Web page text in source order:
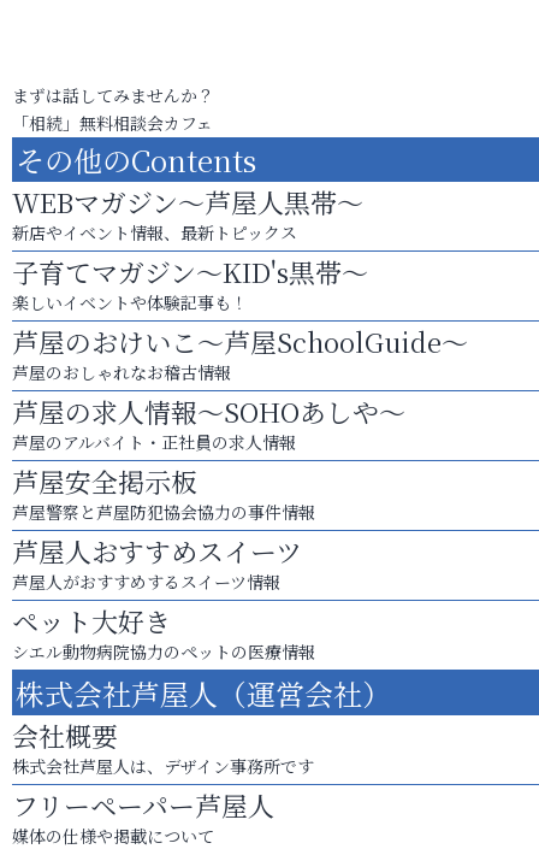
まずは話してみませんか？
「相続」無料相談会カフェ
その他のContents
WEBマガジン～芦屋人黒帯～
新店やイベント情報、最新トピックス
子育てマガジン～KID's黒帯～
楽しいイベントや体験記事も！
芦屋のおけいこ～芦屋SchoolGuide～
芦屋のおしゃれなお稽古情報
芦屋の求人情報～SOHOあしや～
芦屋のアルバイト・正社員の求人情報
芦屋安全掲示板
芦屋警察と芦屋防犯協会協力の事件情報
芦屋人おすすめスイーツ
芦屋人がおすすめするスイーツ情報
ペット大好き
シエル動物病院協力のペットの医療情報
株式会社芦屋人（運営会社）
会社概要
株式会社芦屋人は、デザイン事務所です
フリーペーパー芦屋人
媒体の仕様や掲載について